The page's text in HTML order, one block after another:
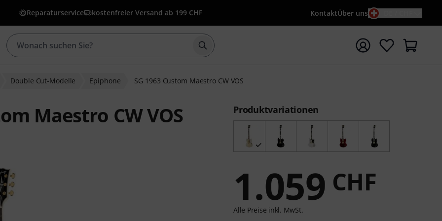
Reparaturservice kostenfreier Versand ab 199 CHF KontaktÜber uns
Suche mit Suchwort {searchTerm} starten
Double Cut-Modelle Epiphone SG 1963 Custom Maestro CW VOS
Maestro CW VOS Produktvariationen
1.059 CHF
Alle Preise inkl. MwSt.